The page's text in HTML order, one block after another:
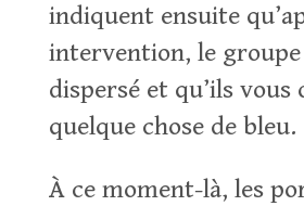
indiquent ensuite
intervention, le groupe
dispersé et qu’ils
quelque chose de bleu.
À ce moment-là, les